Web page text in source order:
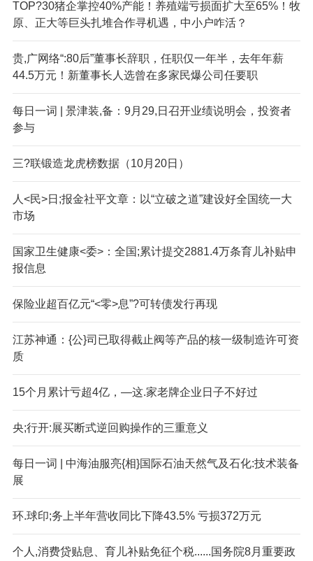
TOP?30猪企掌控40%产能！养殖端亏损面扩大至65%！牧
原、正大等巨头扎堆合作寻机遇，中小户咋活？
贵,广网络“:80后”董事长辞职，任职仅一年半，去年年薪
44.5万元！新董事长人选曾在多家民爆公司任要职
每日一词 | 景津装,备：9月29,日召开业绩说明会，投资者
参与
三?联锻造龙虎榜数据（10月20日）
人<民>日;报金社平文章：以“立破之道”建设好全国统一大
市场
国家卫生健康<委>：全国;累计提交2881.4万条育儿补贴申
报信息
保险业超百亿元“<零>息”?可转债发行再现
江苏神通：{公}司已取得截止阀等产品的核一级制造许可资
质
15个月累计亏超4亿，—这.家老牌企业日子不好过
央;行开:展买断式逆回购操作的三重意义
每日一词 | 中海油服亮{相}国际石油天然气及石化:技术装备
展
环.球印;务上半年营收同比下降43.5% 亏损372万元
个人,消费贷贴息、育儿补贴免征个税......国务院8月重要政